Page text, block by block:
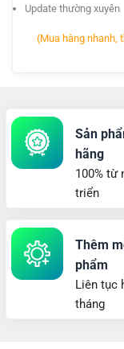
Update thường xuyên
(Mua hàng nhanh,
Sản
hãng
100% từ
triển
Thêm
phẩm
Liên tục
tháng